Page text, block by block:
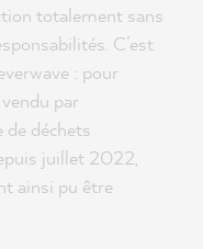
totalement sans
C’est
: pour
par
déchets
juillet 2022,
ainsi pu être